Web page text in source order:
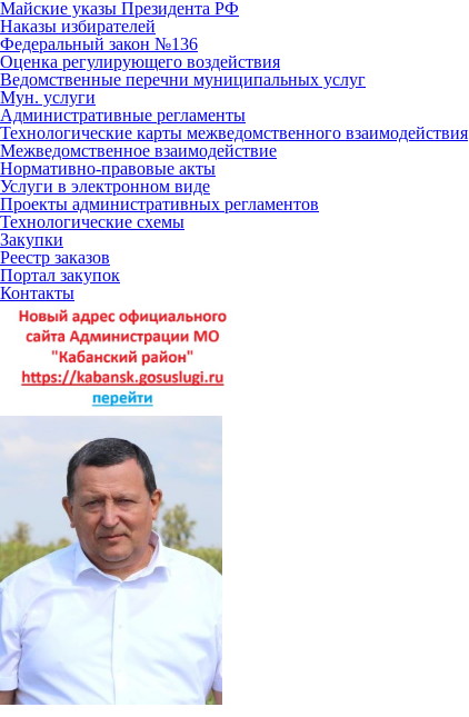
Майские указы Президента РФ
Наказы избирателей
Федеральный закон №136
Оценка регулирующего воздействия
Ведомственные перечни муниципальных услуг
Мун. услуги
Административные регламенты
Технологические карты межведомственного взаимодействия
Межведомственное взаимодействие
Нормативно-правовые акты
Услуги в электронном виде
Проекты административных регламентов
Технологические схемы
Закупки
Реестр заказов
Портал закупок
Контакты